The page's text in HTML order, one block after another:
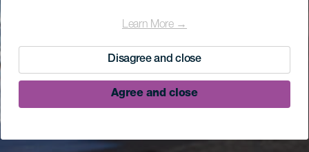
Learn More →
Disagree and close
Agree and close